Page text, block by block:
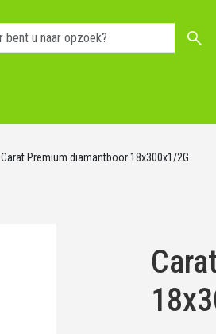
Carat Premium diamantboor 18x300x1/2G